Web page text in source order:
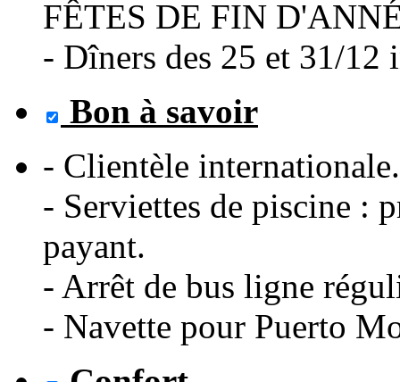
FÊTES DE FIN
- Dîners des 25 et 31/12
Bon à savoir
- Clientèle internationale.
- Serviettes de piscine :
payant.
- Arrêt de bus ligne
- Navette pour Puerto